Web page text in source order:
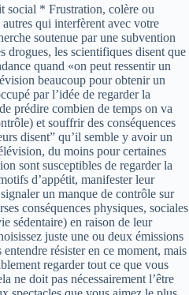
social * Frustration, colère ou
qui interfèrent avec votre
soutenue par une subvention
drogues, les scientifiques disent que
quand «on peut ressentir un
beaucoup pour obtenir un
par l’idée de regarder la
prédire combien de temps on va
et souffrir des conséquences
disent” qu’il semble y avoir un
du moins pour certaines
sont susceptibles de regarder la
d’appétit, manifester leur
un manque de contrôle sur
conséquences physiques, sociales
sédentaire) en raison de leur
juste une ou deux émissions
résister en ce moment, mais
regarder tout ce que vous
ne doit pas nécessairement l’être